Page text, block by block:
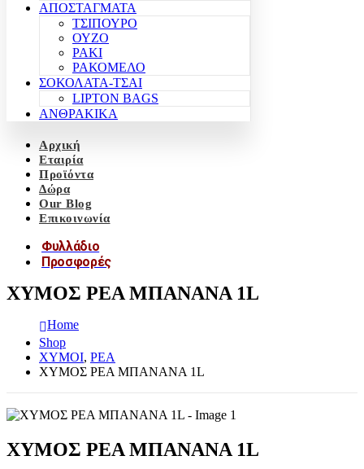
ΑΠΟΣΤΑΓΜΑΤΑ
ΤΣΙΠΟΥΡΟ
ΟΥΖΟ
ΡΑΚΙ
ΡΑΚΟΜΕΛΟ
ΣΟΚΟΛΑΤΑ-ΤΣΑΙ
LIPTON BAGS
ΑΝΘΡΑΚΙΚΑ
Αρχική
Εταιρία
Προϊόντα
Δώρα
Our Blog
Επικοινωνία
Φυλλάδιο
Προσφορές
ΧΥΜΟΣ ΡΕΑ ΜΠΑΝΑΝΑ 1L
Home
Shop
ΧΥΜΟΙ, ΡΕΑ
ΧΥΜΟΣ ΡΕΑ ΜΠΑΝΑΝΑ 1L
ΧΥΜΟΣ ΡΕΑ ΜΠΑΝΑΝΑ 1L